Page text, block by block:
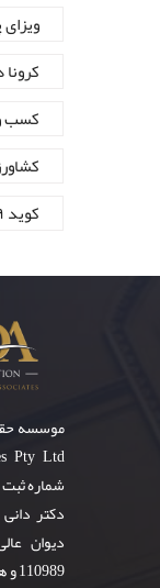
ویزای
کرونا
کسب و
کوید ۱۹ در استرالیا
دکتر
دیوان